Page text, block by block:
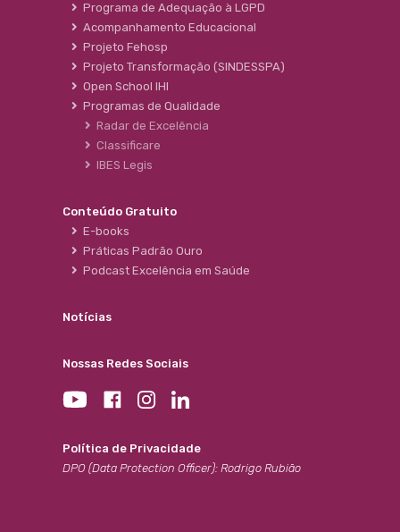
Programa de Adequação à LGPD
Acompanhamento Educacional
Projeto Fehosp
Projeto Transformação (SINDESSPA)
Open School IHI
Programas de Qualidade
Radar de Excelência
Classificare
IBES Legis
Conteúdo Gratuito
E-books
Práticas Padrão Ouro
Podcast Excelência em Saúde
Notícias
Nossas Redes Sociais
Política de Privacidade
DPO (Data Protection Officer): Rodrigo Rubião